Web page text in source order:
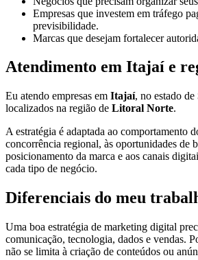
Empresas que investem em tráfego
previsibilidade.
Marcas que desejam fortalecer
Atendimento em Itajaí e
Eu atendo empresas em Itajaí, no estado de
localizados na região de Litoral Norte.
A estratégia é adaptada ao comportamento
concorrência regional, às oportunidades de
posicionamento da marca e aos canais
cada tipo de negócio.
Diferenciais do meu
Uma boa estratégia de marketing digital
comunicação, tecnologia, dados e vendas.
não se limita à criação de conteúdos ou